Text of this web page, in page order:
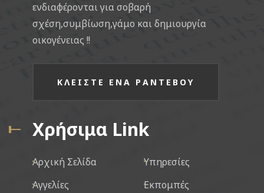
ενδιαφέρονται για σοβαρή
σχέση,συμβίωση,γάμο και δημιουργία
οικογένειας !!
ΚΛΕΙΣΤΕ ΕΝΑ ΡΑΝΤΕΒΟΥ
Χρήσιμα Link
Αρχική Σελίδα
Υπηρεσίες
Αγγελίες
Εκπομπές